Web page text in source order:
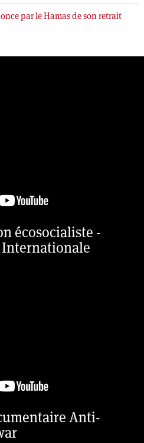
par le Hamas de son retrait
écosocialiste -
Internationale
Anti-